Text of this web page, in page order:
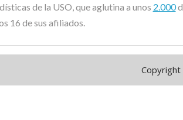
de la USO, que aglutina a unos 2.000
16 de sus afiliados.
Copyright